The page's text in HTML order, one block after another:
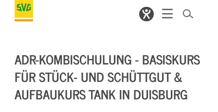
ADR-KOMBISCHULUNG - BASISKURS
FÜR STÜCK- UND SCHÜTTGUT &
AUFBAUKURS TANK IN DUISBURG